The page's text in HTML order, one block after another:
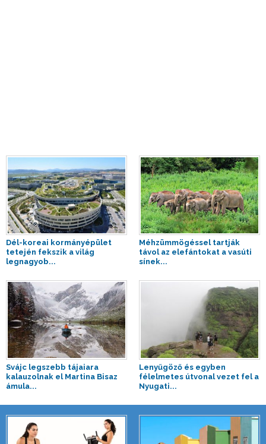
Dél-koreai kormányépület
tetején fekszik a világ
legnagyob...
Méhzümmögéssel tartják
távol az elefántokat a vasúti
sínek...
Svájc legszebb tájaiara
kalauzolnak el Martina Bisaz
ámula...
Lenyűgöző és egyben
félelmetes útvonal vezet fel a
Nyugati...